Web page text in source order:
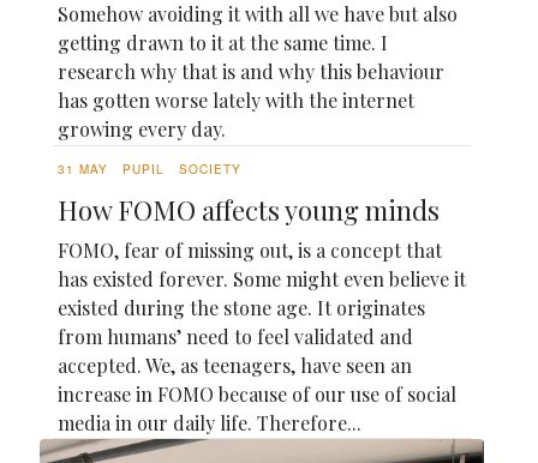
Somehow avoiding it with all we have but also
getting drawn to it at the same time. I
research why that is and why this behaviour
has gotten worse lately with the internet
growing every day.
31 MAY PUPIL SOCIETY
How FOMO affects young minds
FOMO, fear of missing out, is a concept that
has existed forever. Some might even believe it
existed during the stone age. It originates
from humans’ need to feel validated and
accepted. We, as teenagers, have seen an
increase in FOMO because of our use of social
media in our daily life. Therefore...